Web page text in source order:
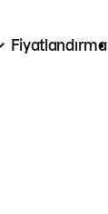
Fiyatlandırma